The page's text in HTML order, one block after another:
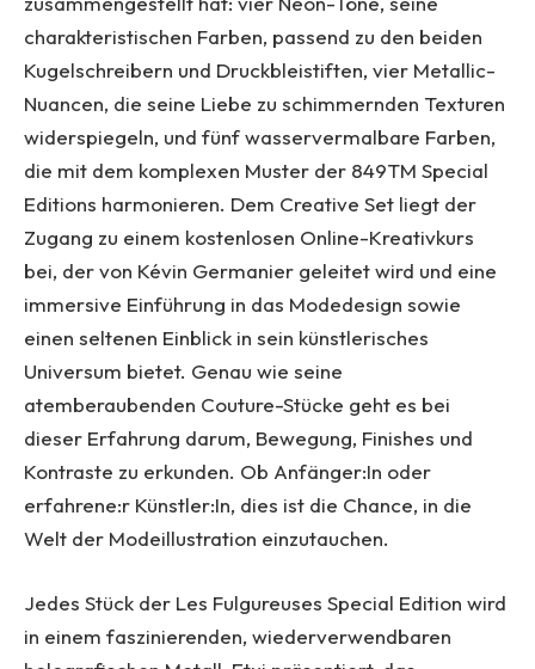
charakteristischen Farben, passend zu den beiden
Kugelschreibern und Druckbleistiften, vier Metallic-
Nuancen, die seine Liebe zu schimmernden Texturen
widerspiegeln, und fünf wasservermalbare Farben,
die mit dem komplexen Muster der 849TM Special
Editions harmonieren. Dem Creative Set liegt der
Zugang zu einem kostenlosen Online-Kreativkurs
bei, der von Kévin Germanier geleitet wird und eine
immersive Einführung in das Modedesign sowie
einen seltenen Einblick in sein künstlerisches
Universum bietet. Genau wie seine
atemberaubenden Couture-Stücke geht es bei
dieser Erfahrung darum, Bewegung, Finishes und
Kontraste zu erkunden. Ob Anfänger:In oder
erfahrene:r Künstler:In, dies ist die Chance, in die
Welt der Modeillustration einzutauchen.
Jedes Stück der Les Fulgureuses Special Edition wird
in einem faszinierenden, wiederverwendbaren